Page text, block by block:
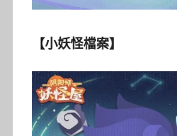
【小妖怪檔案】